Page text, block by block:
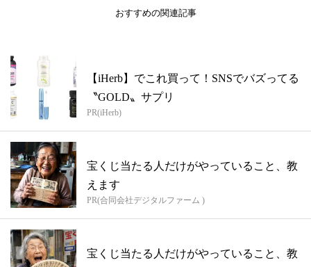
おすすめの関連記事
【iHerb】でこれ買って！SNSでバズってる
〝GOLD〟サプリ
PR(iHerb)
宝くじ当たる人だけがやっていること、教
えます
PR(合同会社デジタルファーム )
宝くじ当たる人だけがやっていること、教